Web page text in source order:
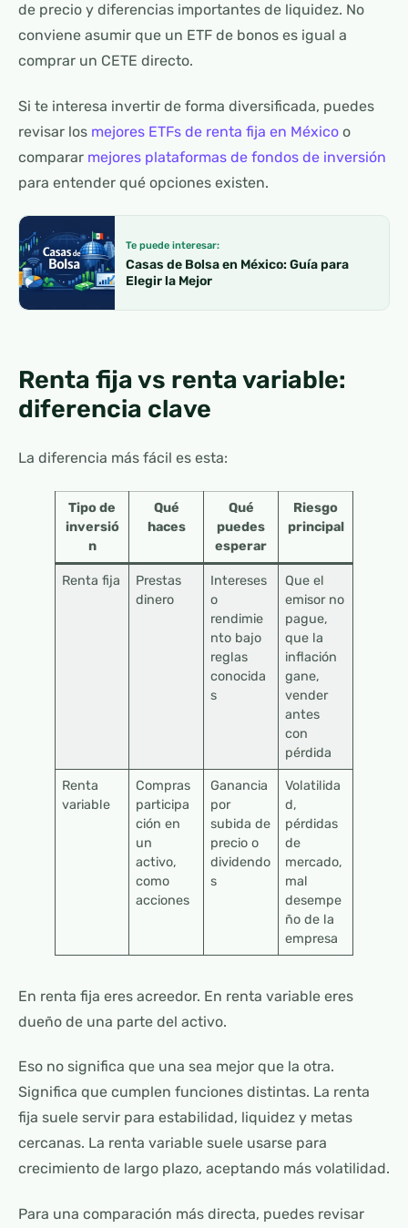
de precio y diferencias importantes de liquidez. No
conviene asumir que un ETF de bonos es igual a
comprar un CETE directo.
Si te interesa invertir de forma diversificada, puedes
revisar los mejores ETFs de renta fija en México o
comparar mejores plataformas de fondos de inversión
para entender qué opciones existen.
Te puede interesar:
Casas de Bolsa en México: Guía para
Elegir la Mejor
Renta fija vs renta variable:
diferencia clave
La diferencia más fácil es esta:
Tipo de
inversió
n
Qué
haces
Qué
puedes
esperar
Riesgo
principal
Renta fija
Prestas
dinero
Intereses
o
rendimie
nto bajo
reglas
conocida
s
Que el
emisor no
pague,
que la
inflación
gane,
vender
antes
con
pérdida
Renta
variable
Compras
participa
ción en
un
activo,
como
acciones
Ganancia
por
subida de
precio o
dividendo
s
Volatilida
d,
pérdidas
de
mercado,
mal
desempe
ño de la
empresa
En renta fija eres acreedor. En renta variable eres
dueño de una parte del activo.
Eso no significa que una sea mejor que la otra.
Significa que cumplen funciones distintas. La renta
fija suele servir para estabilidad, liquidez y metas
cercanas. La renta variable suele usarse para
crecimiento de largo plazo, aceptando más volatilidad.
Para una comparación más directa, puedes revisar